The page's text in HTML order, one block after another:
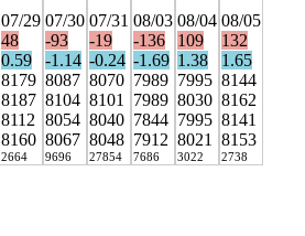
07/29
48
0.59
8179
8187
8112
8160
2664
07/30
-93
-1.14
8087
8104
8054
8067
9696
07/31
-19
-0.24
8070
8101
8040
8048
27854
08/03
-136
-1.69
7989
7989
7844
7912
7686
08/04
109
1.38
7995
8030
7995
8021
3022
08/05
132
1.65
8144
8162
8141
8153
2738